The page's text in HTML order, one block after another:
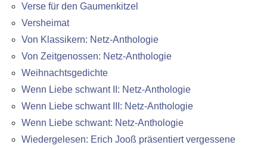
Verse für den Gaumenkitzel
Versheimat
Von Klassikern: Netz-Anthologie
Von Zeitgenossen: Netz-Anthologie
Weihnachtsgedichte
Wenn Liebe schwant II: Netz-Anthologie
Wenn Liebe schwant III: Netz-Anthologie
Wenn Liebe schwant: Netz-Anthologie
Wiedergelesen: Erich Jooß präsentiert vergessene